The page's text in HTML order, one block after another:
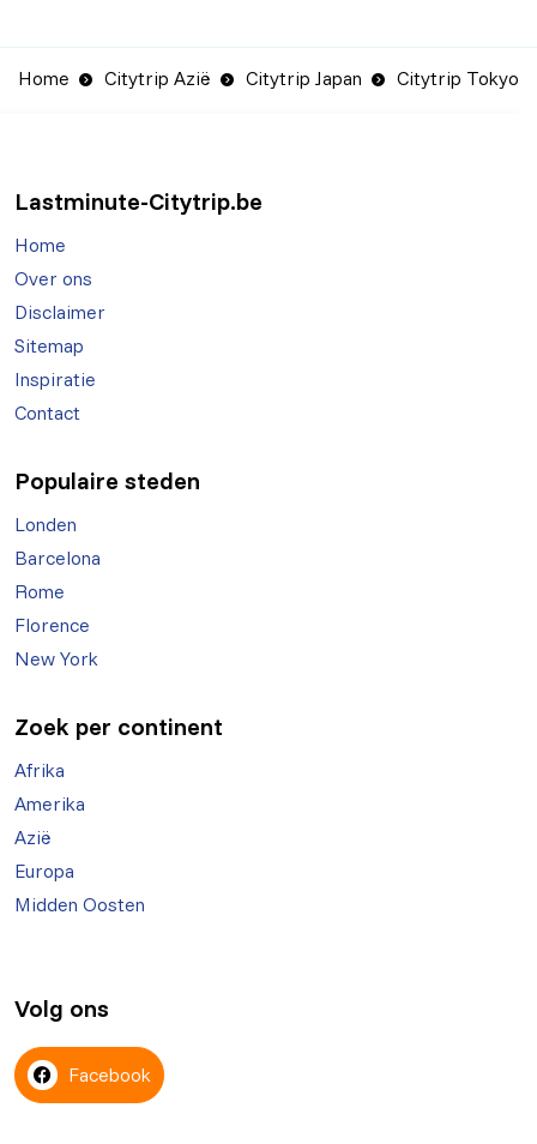
Home Citytrip Azië Citytrip Japan Citytrip Tokyo
Lastminute-Citytrip.be
Home
Over ons
Disclaimer
Sitemap
Inspiratie
Contact
Populaire steden
Londen
Barcelona
Rome
Florence
New York
Zoek per continent
Afrika
Amerika
Azië
Europa
Midden Oosten
Volg ons
Facebook